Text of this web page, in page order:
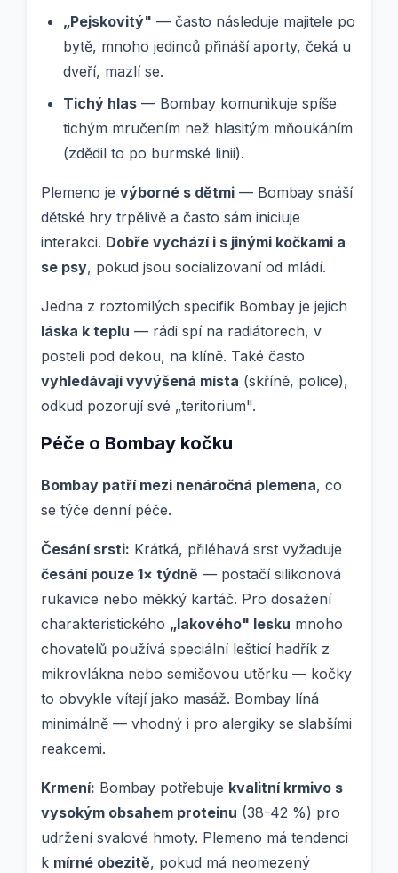
„Pejskovitý" — často následuje majitele po
bytě, mnoho jedinců přináší aporty, čeká u
dveří, mazlí se.
Tichý hlas — Bombay komunikuje spíše
tichým mručením než hlasitým mňoukáním
(zdědil to po burmské linii).
Plemeno je výborné s dětmi — Bombay snáší
dětské hry trpělivě a často sám iniciuje
interakci. Dobře vychází i s jinými kočkami a
se psy, pokud jsou socializovaní od mládí.
Jedna z roztomilých specifik Bombay je jejich
láska k teplu — rádi spí na radiátorech, v
posteli pod dekou, na klíně. Také často
vyhledávají vyvýšená místa (skříně, police),
odkud pozorují své „teritorium".
Péče o Bombay kočku
Bombay patří mezi nenáročná plemena, co
se týče denní péče.
Česání srsti: Krátká, přiléhavá srst vyžaduje
česání pouze 1× týdně — postačí silikonová
rukavice nebo měkký kartáč. Pro dosažení
charakteristického „lakového" lesku mnoho
chovatelů používá speciální leštící hadřík z
mikrovlákna nebo semišovou utěrku — kočky
to obvykle vítají jako masáž. Bombay líná
minimálně — vhodný i pro alergiky se slabšími
reakcemi.
Krmení: Bombay potřebuje kvalitní krmivo s
vysokým obsahem proteinu (38-42 %) pro
udržení svalové hmoty. Plemeno má tendenci
k mírné obezitě, pokud má neomezený